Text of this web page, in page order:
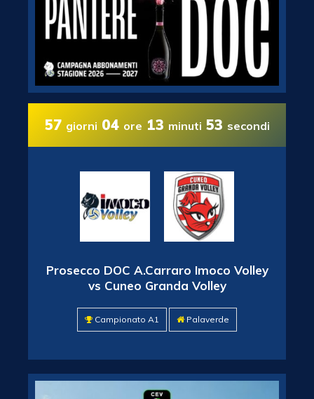
57 giorni 04 ore 13 minuti 52 secondi
Prosecco DOC A.Carraro Imoco Volley
vs Cuneo Granda Volley
Campionato A1 Palaverde